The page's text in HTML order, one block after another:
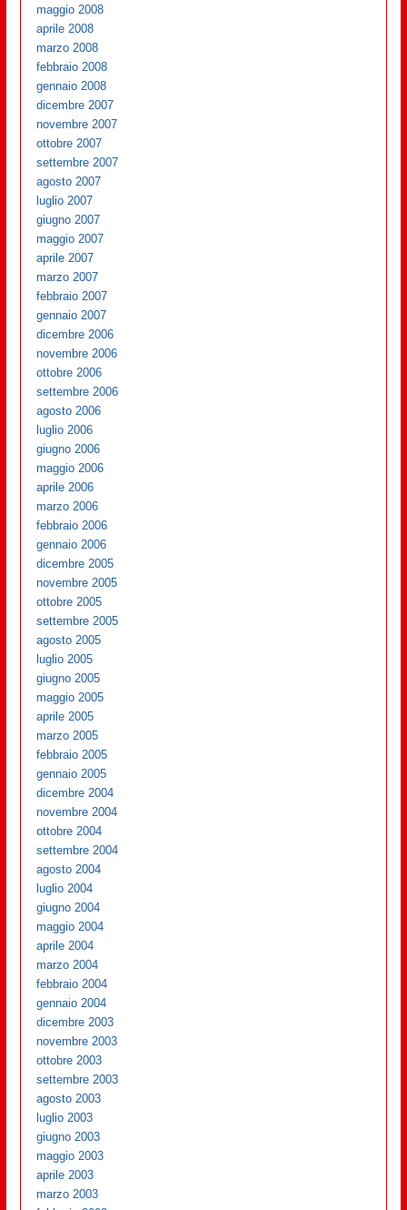
maggio 2008
aprile 2008
marzo 2008
febbraio 2008
gennaio 2008
dicembre 2007
novembre 2007
ottobre 2007
settembre 2007
agosto 2007
luglio 2007
giugno 2007
maggio 2007
aprile 2007
marzo 2007
febbraio 2007
gennaio 2007
dicembre 2006
novembre 2006
ottobre 2006
settembre 2006
agosto 2006
luglio 2006
giugno 2006
maggio 2006
aprile 2006
marzo 2006
febbraio 2006
gennaio 2006
dicembre 2005
novembre 2005
ottobre 2005
settembre 2005
agosto 2005
luglio 2005
giugno 2005
maggio 2005
aprile 2005
marzo 2005
febbraio 2005
gennaio 2005
dicembre 2004
novembre 2004
ottobre 2004
settembre 2004
agosto 2004
luglio 2004
giugno 2004
maggio 2004
aprile 2004
marzo 2004
febbraio 2004
gennaio 2004
dicembre 2003
novembre 2003
ottobre 2003
settembre 2003
agosto 2003
luglio 2003
giugno 2003
maggio 2003
aprile 2003
marzo 2003